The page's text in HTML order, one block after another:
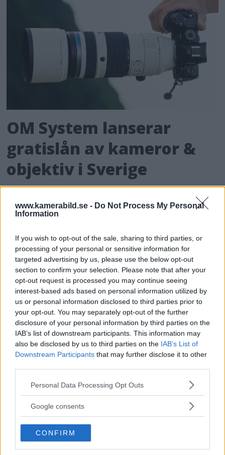
www.kamerabild.se - Do Not Process My Personal
Information
If you wish to opt-out of the sale, sharing to third parties, or
processing of your personal or sensitive information for
targeted advertising by us, please use the below opt-out
section to confirm your selection. Please note that after your
opt-out request is processed you may continue seeing
interest-based ads based on personal information utilized by
us or personal information disclosed to third parties prior to
your opt-out. You may separately opt-out of the further
disclosure of your personal information by third parties on the
IAB’s list of downstream participants. This information may
also be disclosed by us to third parties on the IAB’s List of
Downstream Participants that may further disclose it to other
Please note that this website/app uses one or more Google
not limited to your visit or usage behaviour. You may click to
use your data for below specified purposes in below Google
consent section.
Personal Data Processing Opt Outs
Google consents
CONFIRM
OM System lanserar
gratislån av kameror &
objektiv i Sverige
OM System lanserar nu "Test & Wow"-
programmet i Sverige, vilket gör det möjligt
att låna hem kameror och objektiv under fem
behov.
MEST LÄST JUST NU
DJI Osmo Pocket 4P
släppt – får 10-bitars D-
Log 2 & 3x optisk zoom
Sony lägger bud på
Tamron – kan vara värt
12 miljarder kronor